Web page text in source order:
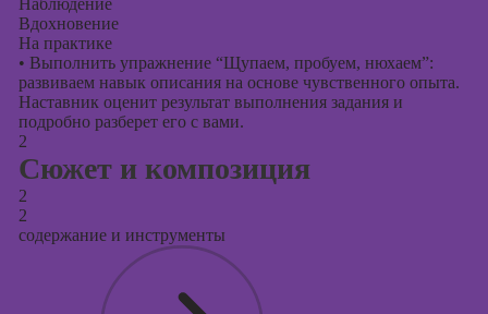
Наблюдение
Вдохновение
На практике
• Выполнить упражнение “Щупаем, пробуем, нюхаем”:
развиваем навык описания на основе чувственного опыта.
Наставник оценит результат выполнения задания и
подробно разберет его с вами.
2
Сюжет и композиция
2
2
содержание и инструменты